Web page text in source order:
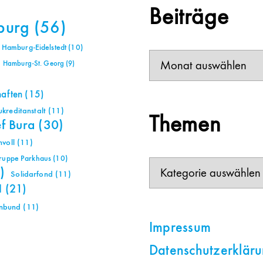
(56)
Hamburg-Eidelstedt(10)
Hamburg-St. Georg (9)
(15)
(11)
Bura (30)
(11)
Parkhaus (10)
Solidarfond (11)
(21)
(11)
Beiträge
Themen
Impressum